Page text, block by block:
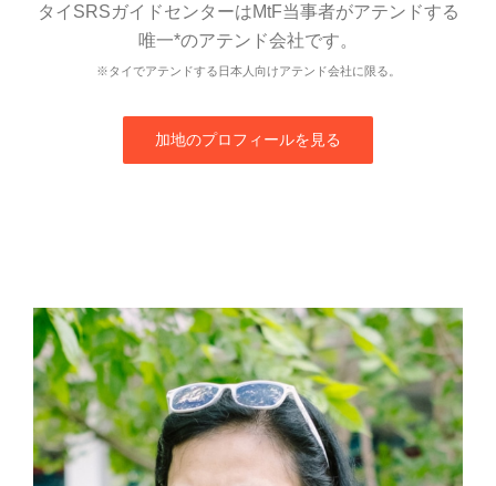
タイSRSガイドセンターはMtF当事者がアテンドする
唯一*のアテンド会社です。
※タイでアテンドする日本人向けアテンド会社に限る。
加地のプロフィールを見る